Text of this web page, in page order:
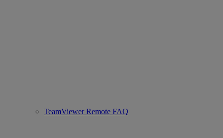
TeamViewer Remote FAQ